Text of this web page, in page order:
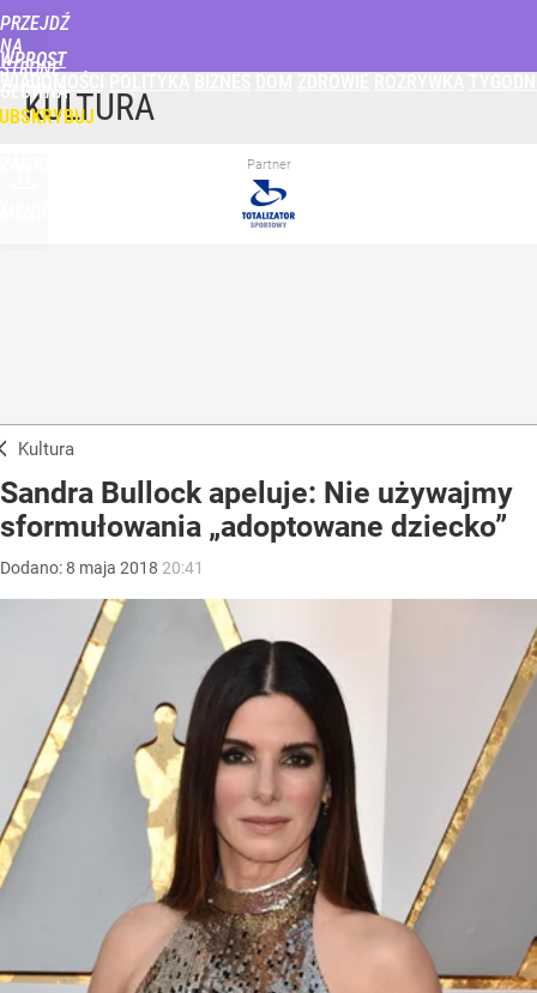
PRZEJDŹ
NA
STRONĘ
GŁÓWNĄ
WPROST
KULTURA
Partner
Kultura
Sandra Bullock apeluje: Nie używajmy
sformułowania „adoptowane dziecko”
Dodano:8 maja 2018 20:41